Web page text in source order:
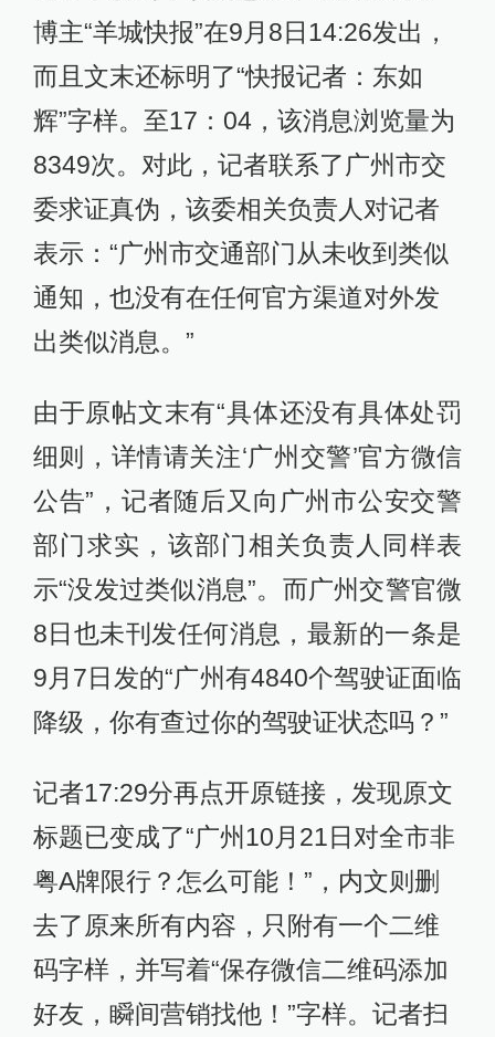
博主“羊城快报”在9月8日14:26发出，
而且文末还标明了“快报记者：东如
辉”字样。至17：04，该消息浏览量为
8349次。对此，记者联系了广州市交
委求证真伪，该委相关负责人对记者
表示：“广州市交通部门从未收到类似
通知，也没有在任何官方渠道对外发
出类似消息。”
由于原帖文末有“具体还没有具体处罚
细则，详情请关注‘广州交警’官方微信
公告”，记者随后又向广州市公安交警
部门求实，该部门相关负责人同样表
示“没发过类似消息”。而广州交警官微
8日也未刊发任何消息，最新的一条是
9月7日发的“广州有4840个驾驶证面临
降级，你有查过你的驾驶证状态吗？”
记者17:29分再点开原链接，发现原文
标题已变成了“广州10月21日对全市非
粤A牌限行？怎么可能！”，内文则删
去了原来所有内容，只附有一个二维
码字样，并写着“保存微信二维码添加
好友，瞬间营销找他！”字样。记者扫